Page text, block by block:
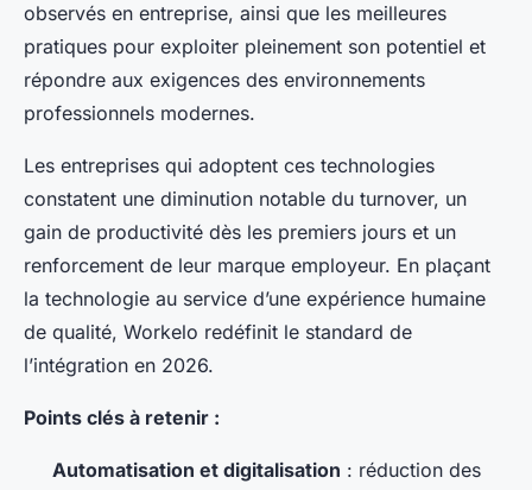
observés en entreprise, ainsi que les meilleures
pratiques pour exploiter pleinement son potentiel et
répondre aux exigences des environnements
professionnels modernes.
Les entreprises qui adoptent ces technologies
constatent une diminution notable du turnover, un
gain de productivité dès les premiers jours et un
renforcement de leur marque employeur. En plaçant
la technologie au service d’une expérience humaine
de qualité, Workelo redéfinit le standard de
l’intégration en 2026.
Points clés à retenir :
Automatisation et digitalisation : réduction des